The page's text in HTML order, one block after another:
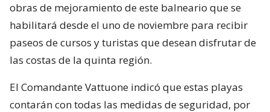
obras de mejoramiento de este balneario que se
habilitará desde el uno de noviembre para recibir
paseos de cursos y turistas que desean disfrutar de
las costas de la quinta región.
El Comandante Vattuone indicó que estas playas
contarán con todas las medidas de seguridad, por